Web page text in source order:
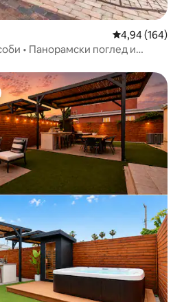
Просечна
4,94 (164)
• Панорамски поглед и